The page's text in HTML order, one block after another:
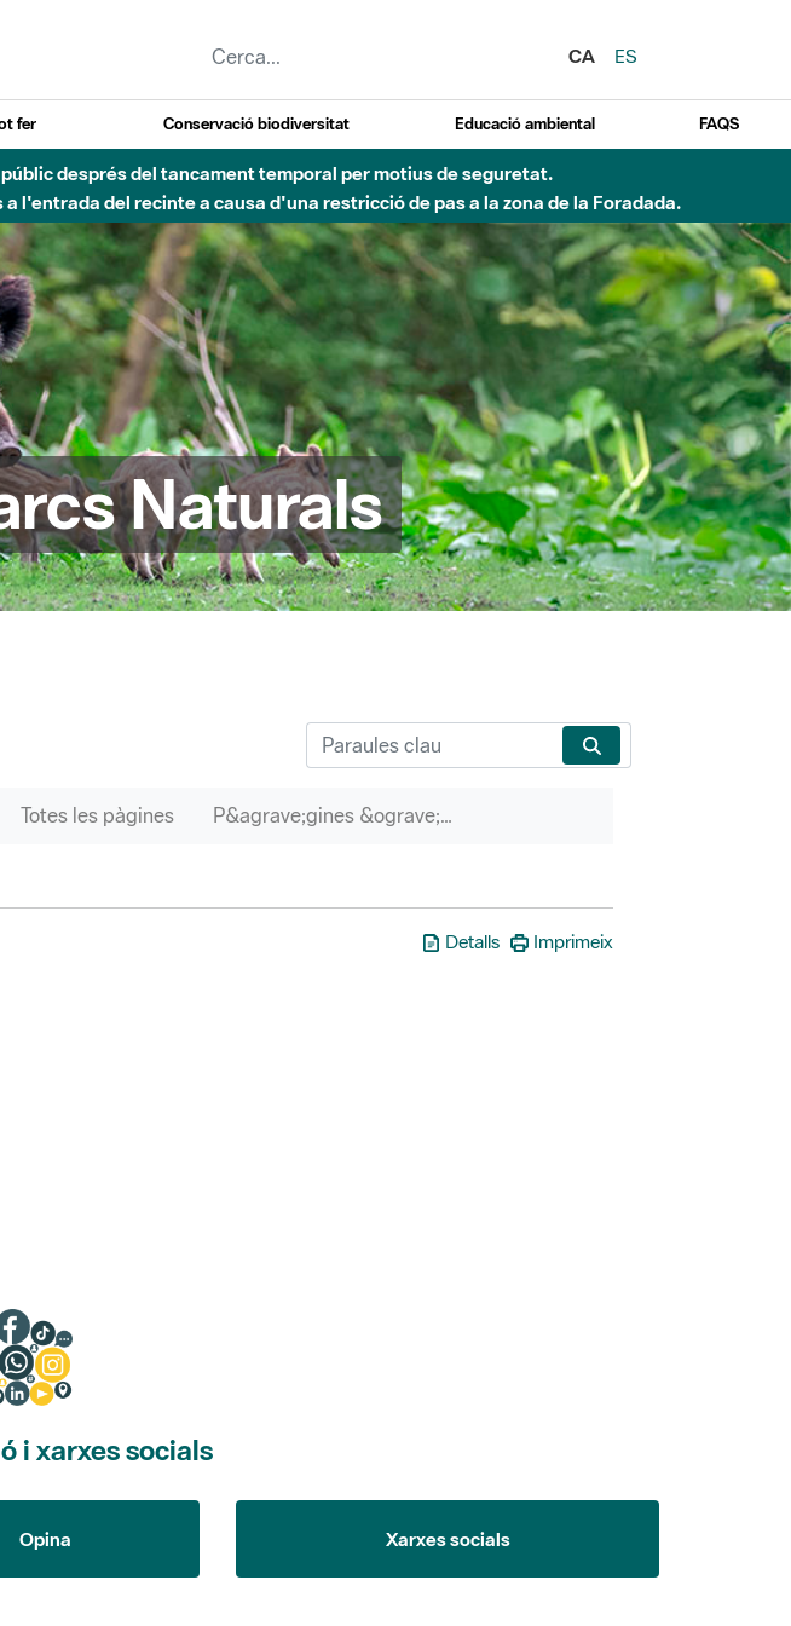
CA
ES
fer Conservació biodiversitat Educació ambiental FAQS
després del tancament temporal per motius de seguretat.
l'entrada del recinte a causa d'una restricció de pas a la zona de la Foradada.
Naturals
Totes les pàgines P&agrave;gines &ograve;rfenes
Detalls Imprimeix
és de 0 estrelles de 5.
i xarxes socials
Opina Xarxes socials